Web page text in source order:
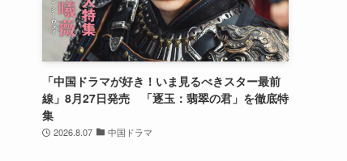
「中国ドラマが好き！いま見るべきスター最前
線」8月27日発売 「逐玉：翡翠の君」を徹底特
集
2026.8.07 中国ドラマ